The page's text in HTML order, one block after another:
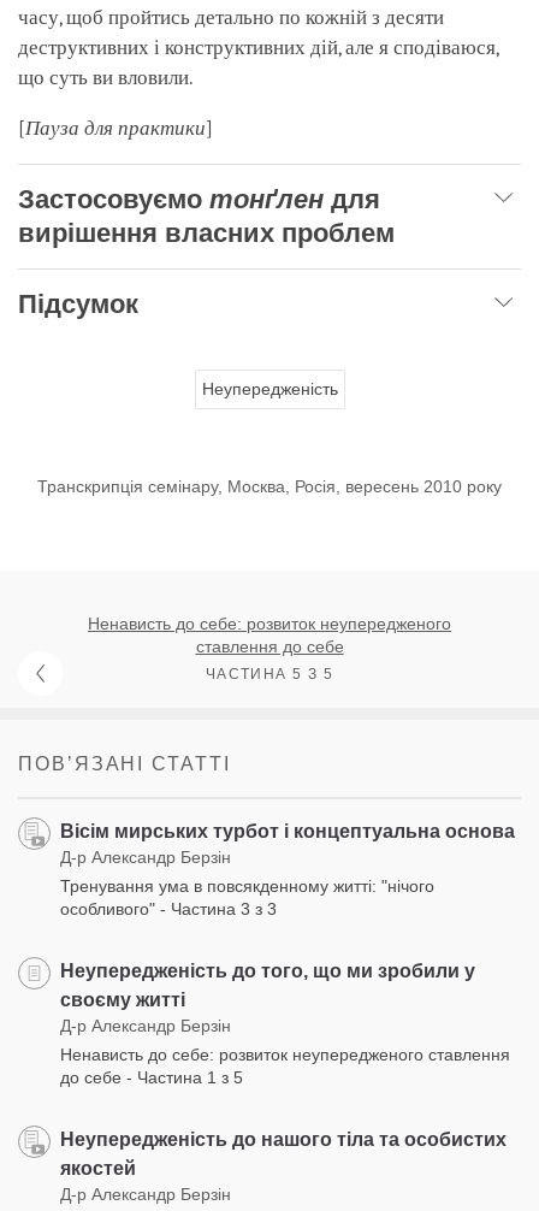
часу, щоб пройтись детально по кожній з десяти
деструктивних і конструктивних дій, але я сподіваюся,
що суть ви вловили.
[Пауза для практики]
Застосовуємо тонґлен для
вирішення власних проблем
Підсумок
Неупередженість
Транскрипція семінару, Москва, Росія, вересень 2010 року
Ненависть до себе: розвиток неупередженого
ставлення до себе
ЧАСТИНА 5 З 5
ПОВʼЯЗАНІ СТАТТІ
Вісім мирських турбот і концептуальна основа
Д-р Александр Берзін
Тренування ума в повсякденному житті: "нічого
особливого" - Частина 3 з 3
Неупередженість до того, що ми зробили у
своєму житті
Д-р Александр Берзін
Ненависть до себе: розвиток неупередженого ставлення
до себе - Частина 1 з 5
Неупередженість до нашого тіла та особистих
якостей
Д-р Александр Берзін